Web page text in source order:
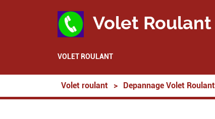
Volet Roulant
VOLET ROULANT
Volet roulant > Depannage Volet Roulant